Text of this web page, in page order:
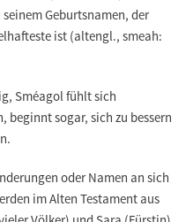
Geburtsnamen, der
ist (altengl., smeah:
Sméagol fühlt sich
beginnt sogar, sich zu bessern
oder Namen an sich
im Alten Testament aus